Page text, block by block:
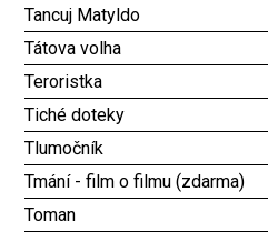
Tancuj Matyldo
Tátova volha
Teroristka
Tiché doteky
Tlumočník
Tmání - film o filmu (zdarma)
Toman